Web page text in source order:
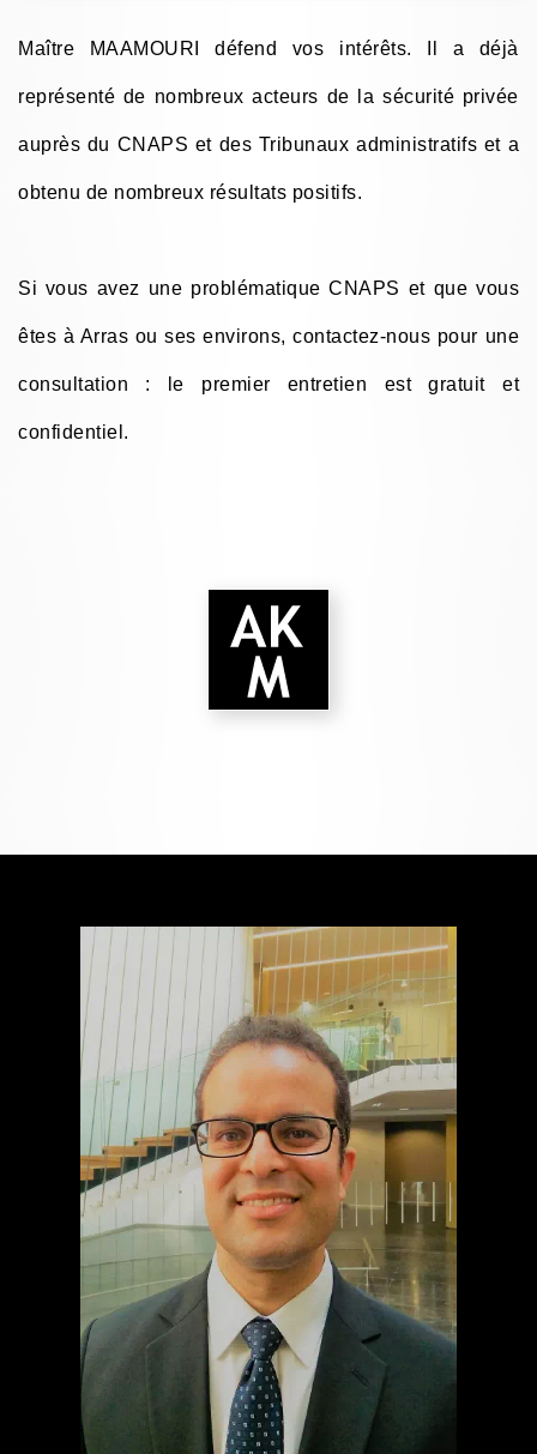
Maître MAAMOURI défend vos intérêts. Il a déjà
représenté de nombreux acteurs de la sécurité privée
auprès du CNAPS et des Tribunaux administratifs et a
obtenu de nombreux résultats positifs.
Si vous avez une problématique CNAPS et que vous
êtes à Arras ou ses environs, contactez-nous pour une
consultation : le premier entretien est gratuit et
confidentiel.